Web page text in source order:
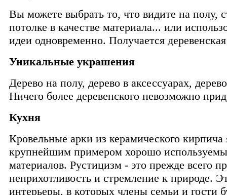
Вы можете выбрать то, что видите на полу,
потолке в качестве материала... или
идеи одновременно. Получается
Уникальные украшения
Дерево на полу, дерево в аксессуарах,
Ничего более деревенского невозможно
Кухня
Кровельные арки из керамического кирпича
крупнейшим примером хорошо
материалов. Рустицизм - это прежде всего
неприхотливость и стремление к природе.
интерьеры, в которых члены семьи и гости